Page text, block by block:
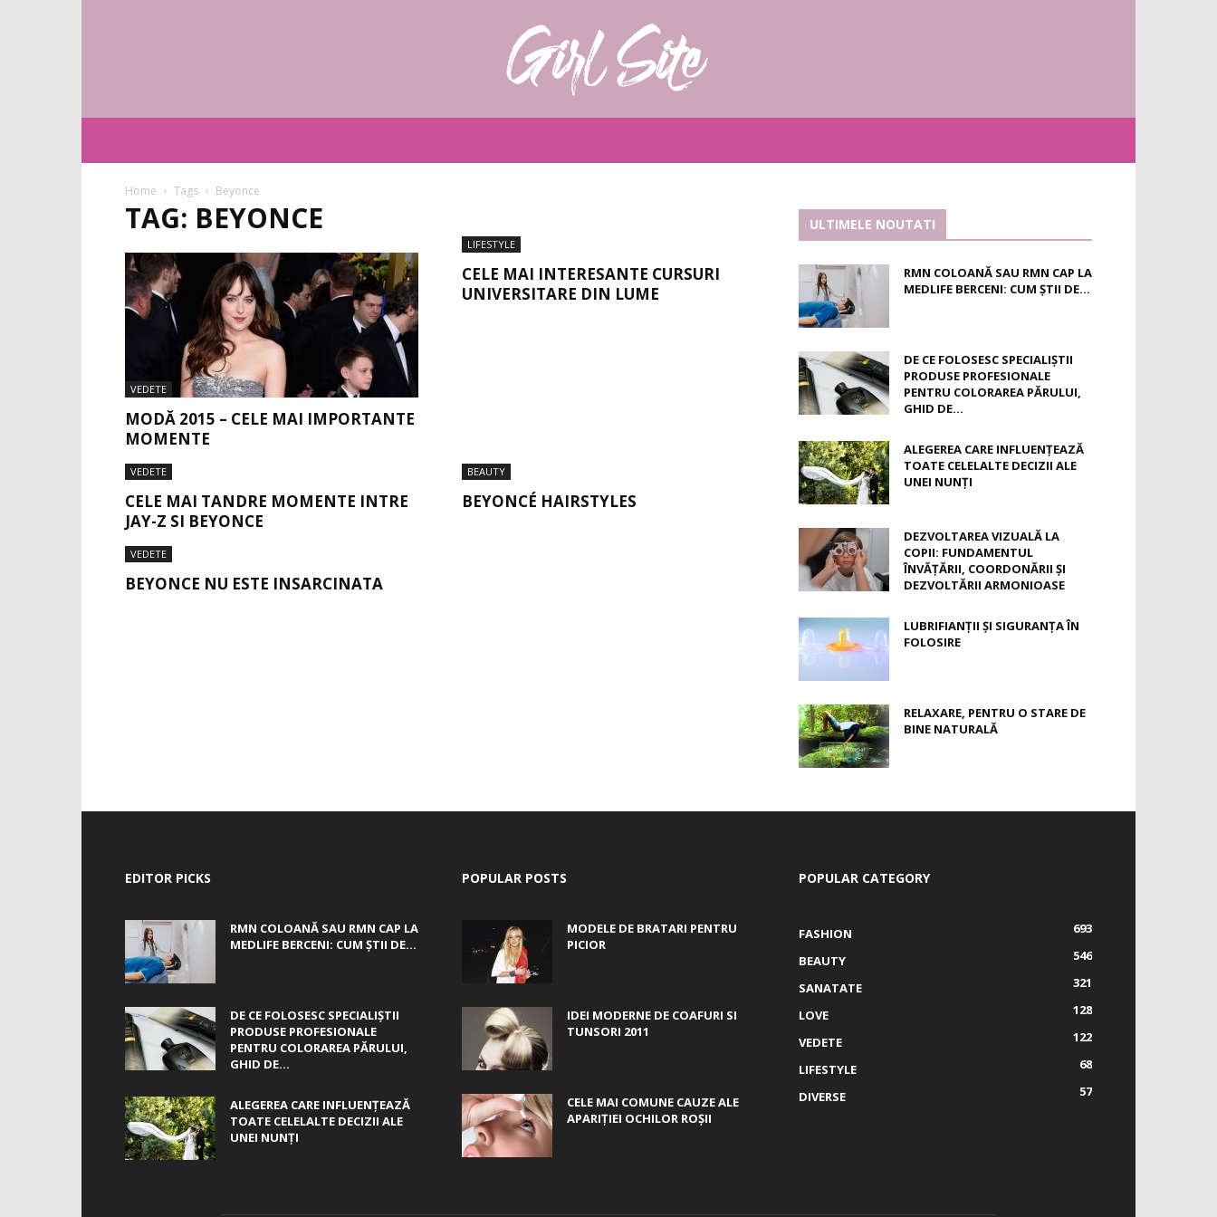
Home Tags Beyonce
TAG: BEYONCE
VEDETE
MODĂ 2015 – CELE MAI IMPORTANTE
MOMENTE
LIFESTYLE
CELE MAI INTERESANTE CURSURI
UNIVERSITARE DIN LUME
VEDETE
CELE MAI TANDRE MOMENTE INTRE
JAY-Z SI BEYONCE
BEAUTY
BEYONCÉ HAIRSTYLES
VEDETE
BEYONCE NU ESTE INSARCINATA
ULTIMELE NOUTATI
RMN COLOANĂ SAU RMN CAP LA
MEDLIFE BERCENI: CUM ȘTII DE...
DE CE FOLOSESC SPECIALIȘTII
PRODUSE PROFESIONALE
PENTRU COLORAREA PĂRULUI,
GHID DE...
ALEGEREA CARE INFLUENȚEAZĂ
TOATE CELELALTE DECIZII ALE
UNEI NUNȚI
DEZVOLTAREA VIZUALĂ LA
COPII: FUNDAMENTUL
ÎNVĂȚĂRII, COORDONĂRII ȘI
DEZVOLTĂRII ARMONIOASE
LUBRIFIANȚII ȘI SIGURANȚA ÎN
FOLOSIRE
RELAXARE, PENTRU O STARE DE
BINE NATURALĂ
EDITOR PICKS
RMN COLOANĂ SAU RMN CAP LA
MEDLIFE BERCENI: CUM ȘTII DE...
DE CE FOLOSESC SPECIALIȘTII
PRODUSE PROFESIONALE
PENTRU COLORAREA PĂRULUI,
GHID DE...
ALEGEREA CARE INFLUENȚEAZĂ
TOATE CELELALTE DECIZII ALE
UNEI NUNȚI
POPULAR POSTS
MODELE DE BRATARI PENTRU
PICIOR
IDEI MODERNE DE COAFURI SI
TUNSORI 2011
CELE MAI COMUNE CAUZE ALE
APARIȚIEI OCHILOR ROȘII
POPULAR CATEGORY
FASHION
693
BEAUTY
546
SANATATE
321
LOVE
128
VEDETE
122
LIFESTYLE
68
DIVERSE
57